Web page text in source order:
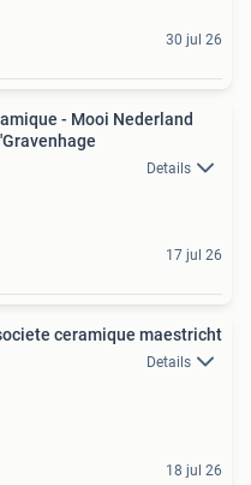
30 jul 26
- Mooi Nederland
Details
17 jul 26
ceramique maestricht
Details
18 jul 26